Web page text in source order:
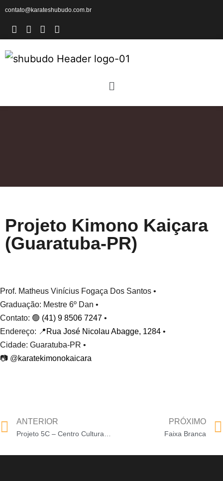
contato@karateshubudo.com.br
Projeto Kimono Kaiçara
(Guaratuba-PR)
Prof. Matheus Vinícius Fogaça Dos Santos •
Graduação: Mestre 6º Dan •
Contato: 🟢 (41) 9 8506 7247 •
Endereço: 📍 Rua José Nicolau Abagge, 1284 •
Cidade: Guaratuba-PR •
📷 @karatekimonokaicara
ANTERIOR
Projeto 5C – Centro Cultural Cecília Correa Carvalho (Paranaguá-PR)
PRÓXIMO
Faixa Branca